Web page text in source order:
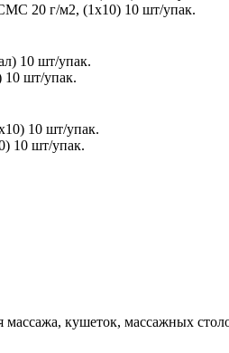
20 г/м2, (1х10) 10 шт/упак.
шт/упак.
10 шт/упак.
массажа, кушеток, массажных